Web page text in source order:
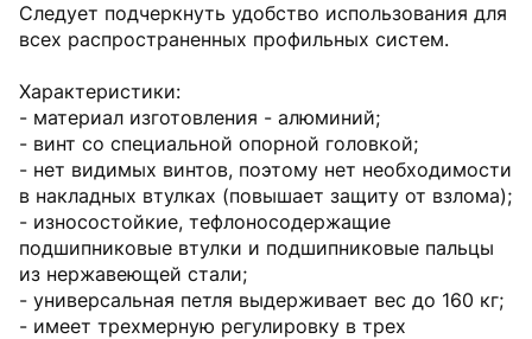
Следует подчеркнуть удобство использования для
всех распространенных профильных систем.
Характеристики:
- материал изготовления - алюминий;
- винт со специальной опорной головкой;
- нет видимых винтов, поэтому нет необходимости
в накладных втулках (повышает защиту от взлома);
- износостойкие, тефлоносодержащие
подшипниковые втулки и подшипниковые пальцы
из нержавеющей стали;
- универсальная петля выдерживает вес до 160 кг;
- имеет трехмерную регулировку в трех